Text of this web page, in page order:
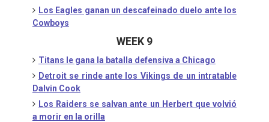
Los Eagles ganan un descafeinado duelo ante los
Cowboys
WEEK 9
Titans le gana la batalla defensiva a Chicago
Detroit se rinde ante los Vikings de un intratable
Dalvin Cook
Los Raiders se salvan ante un Herbert que volvió
a morir en la orilla